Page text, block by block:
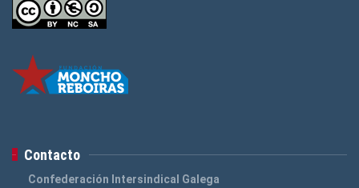
Contacto
Confederación Intersindical Galega